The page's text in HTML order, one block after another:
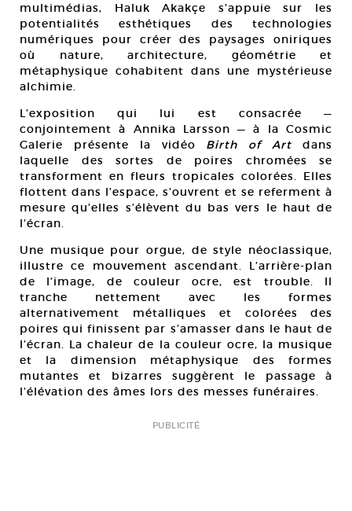
multimédias, Haluk Akakçe s’appuie sur les
potentialités esthétiques des technologies
numériques pour créer des paysages oniriques
où nature, architecture, géométrie et
métaphysique cohabitent dans une mystérieuse
alchimie.
L’exposition qui lui est consacrée —
conjointement à Annika Larsson — à la Cosmic
Galerie présente la vidéo Birth of Art dans
laquelle des sortes de poires chromées se
transforment en fleurs tropicales colorées. Elles
flottent dans l’espace, s’ouvrent et se referment à
mesure qu’elles s’élèvent du bas vers le haut de
l’écran.
Une musique pour orgue, de style néoclassique,
illustre ce mouvement ascendant. L’arrière-plan
de l’image, de couleur ocre, est trouble. Il
tranche nettement avec les formes
alternativement métalliques et colorées des
poires qui finissent par s’amasser dans le haut de
l’écran. La chaleur de la couleur ocre, la musique
et la dimension métaphysique des formes
mutantes et bizarres suggèrent le passage à
l’élévation des âmes lors des messes funéraires.
PUBLICITÉ